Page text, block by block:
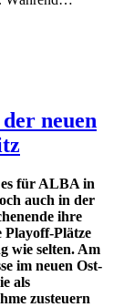
neuen
für ALBA in
auch in der
ihre
Playoff-Plätze
wie selten. Am
im neuen Ost-
als
zusteuern